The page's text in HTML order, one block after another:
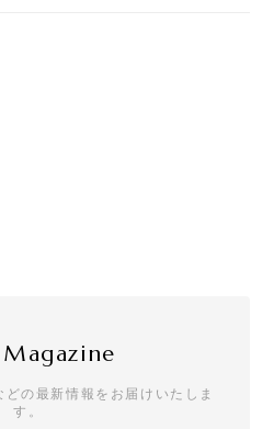
の最新情報をお届けいたしま
す。